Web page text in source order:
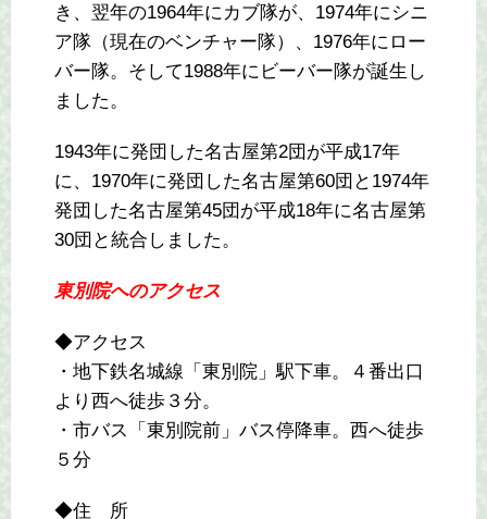
き、翌年の1964年にカブ隊が、1974年にシニ
ア隊（現在のベンチャー隊）、1976年にロー
バー隊。そして1988年にビーバー隊が誕生し
ました。
1943年に発団した名古屋第2団が平成17年
に、1970年に発団した名古屋第60団と1974年
発団した名古屋第45団が平成18年に名古屋第
30団と統合しました。
東別院へのアクセス
◆アクセス
・地下鉄名城線「東別院」駅下車。４番出口
より西へ徒歩３分。
・市バス「東別院前」バス停降車。西へ徒歩
５分
◆住 所